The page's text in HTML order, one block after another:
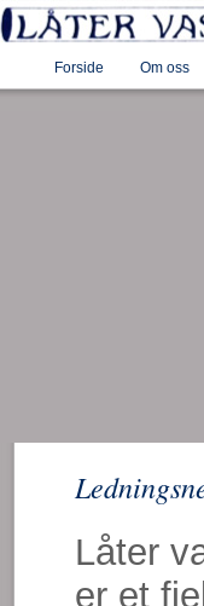
Forside Om oss
Låter
er et